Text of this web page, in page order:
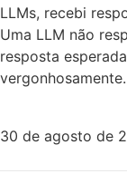
LLMs, recebi
Uma LLM não
resposta
30 de agosto de